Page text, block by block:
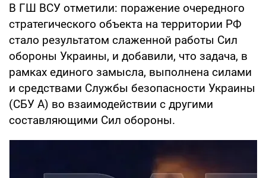
В ГШ ВСУ отметили: поражение очередного
стратегического объекта на территории РФ
стало результатом слаженной работы Сил
обороны Украины, и добавили, что задача, в
рамках единого замысла, выполнена силами
и средствами Службы безопасности Украины
(СБУ А) во взаимодействии с другими
составляющими Сил обороны.